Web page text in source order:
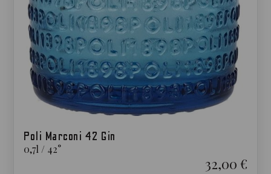
Poli Marconi 42 Gin
0,7l / 42°
32,00 €